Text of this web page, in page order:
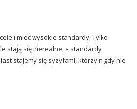
i mieć wysokie standardy. Tylko
stają się nierealne, a standardy
stajemy się syzyfami, którzy nigdy nie